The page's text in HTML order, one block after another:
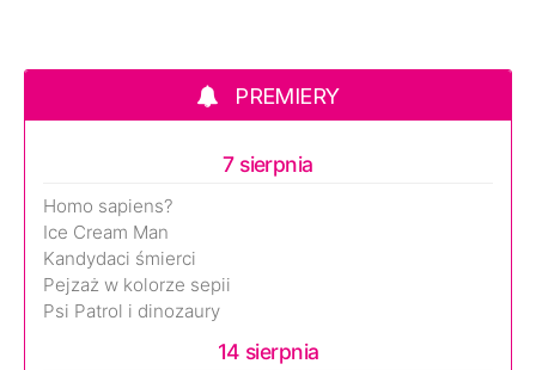
PREMIERY
7 sierpnia
Homo sapiens?
Ice Cream Man
Kandydaci śmierci
Pejzaż w kolorze sepii
Psi Patrol i dinozaury
14 sierpnia